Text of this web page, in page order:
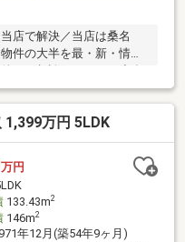
店で解決／当店は桑名
件の大半を最・新・情・
」停徒歩約4分◆並列駐車
ゆとりある収納※写真を
す。＝＝＝＝＝＝＝＝＝
敗しない住宅ローン選
すので、お客様の安心ゆ
＝＝＝＝＝＝＝＝＝＝＝
万円 5LDK
万円
133.43m2
146m2
年12月(築54年9ヶ月)